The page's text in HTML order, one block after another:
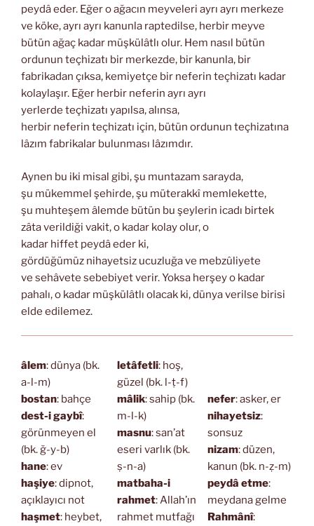
peydâ eder. Eğer o ağacın meyveleri ayrı ayrı merkeze
ve köke, ayrı ayrı kanunla raptedilse, herbir meyve
bütün ağaç kadar müşkülâtlı olur. Hem nasıl bütün
ordunun teçhizatı bir merkezde, bir kanunla, bir
fabrikadan çıksa, kemiyetçe bir neferin teçhizatı kadar
kolaylaşır. Eğer herbir neferin ayrı ayrı
yerlerde teçhizatı yapılsa, alınsa,
herbir neferin teçhizatı için, bütün ordunun teçhizatına
lâzım fabrikalar bulunması lâzımdır.
Aynen bu iki misal gibi, şu muntazam sarayda,
şu mükemmel şehirde, şu müterakkî memlekette,
şu muhteşem âlemde bütün bu şeylerin icadı birtek
zâta verildiği vakit, o kadar kolay olur, o
kadar hiffet peydâ eder ki,
gördüğümüz nihayetsiz ucuzluğa ve mebzûliyete
ve sehâvete sebebiyet verir. Yoksa herşey o kadar
pahalı, o kadar müşkülâtlı olacak ki, dünya verilse birisi
elde edilemez.
âlem: dünya (bk.
a-l-m)
bostan: bahçe
dest-i gaybî:
görünmeyen el
(bk. ğ-y-b)
hane: ev
haşiye: dipnot,
açıklayıcı not
haşmet: heybet,
letâfetli: hoş,
güzel (bk. l-ṭ-f)
mâlik: sahip (bk.
m-l-k)
masnu: san’at
eseri varlık (bk.
ṣ-n-a)
matbaha-i
rahmet: Allah’ın
rahmet mutfağı
nefer: asker, er
nihayetsiz:
sonsuz
nizam: düzen,
kanun (bk. n-ẓ-m)
peydâ etme:
meydana gelme
Rahmânî: